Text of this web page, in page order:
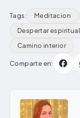
Tags: Meditacion
Despertar espiritual
Camino interior
Comparte en: